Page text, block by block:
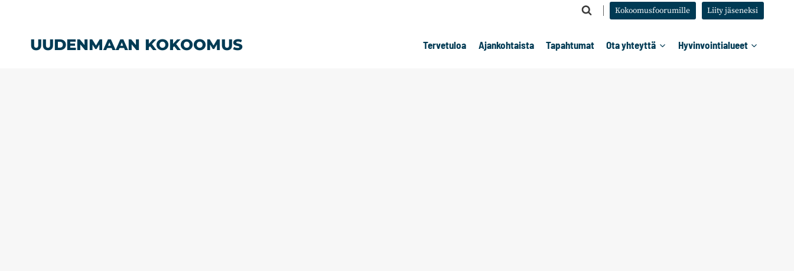
Kokoomusfoorumille Liity jäseneksi
UUDENMAAN KOKOOMUS Tervetuloa Ajankohtaista Tapahtumat Ota yhteyttä Hyvinvointialueet